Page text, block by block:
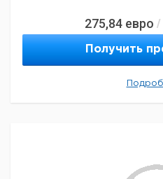
275,84 евро /
Получить